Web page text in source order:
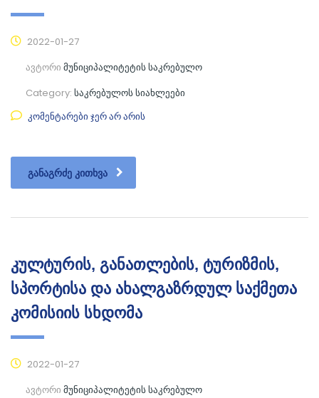
2022-01-27
ავტორი მუნიციპალიტეტის საკრებულო
Category: საკრებულოს სიახლეები
კომენტარები ჯერ არ არის
ᲒᲐᲜᲐᲒᲠᲫᲔ ᲙᲘᲗᲮᲕᲐ
კულტურის, განათლების, ტურიზმის,
სპორტისა და ახალგაზრდულ საქმეთა
კომისიის სხდომა
2022-01-27
ავტორი მუნიციპალიტეტის საკრებულო